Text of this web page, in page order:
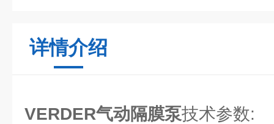
详情介绍
VERDER气动隔膜泵技术参数: